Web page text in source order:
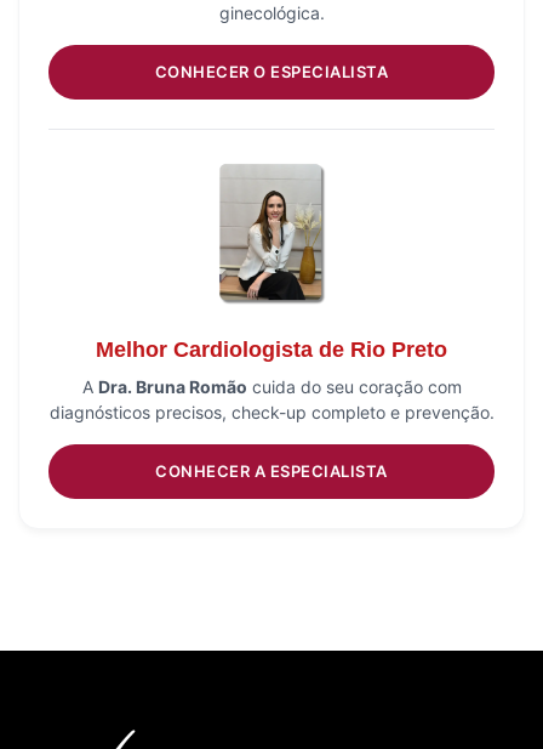
ginecológica.
CONHECER O ESPECIALISTA
Melhor Cardiologista de Rio Preto
A Dra. Bruna Romão cuida do seu coração com
diagnósticos precisos, check-up completo e prevenção.
CONHECER A ESPECIALISTA